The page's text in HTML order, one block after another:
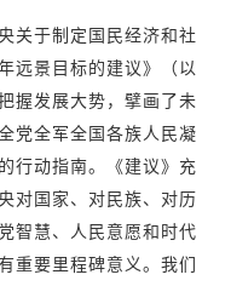
关于制定国民经济和社
远景目标的建议》（以
握发展大势，擘画了未
党全军全国各族人民凝
行动指南。《建议》充
对国家、对民族、对历
智慧、人民意愿和时代
重要里程碑意义。我们